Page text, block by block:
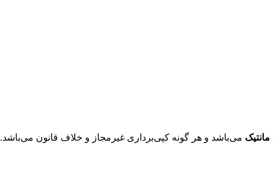
مانتیک می‌باشد و هر گونه کپی‌برداری غیرمجاز و خلاف قانون می‌باشد.